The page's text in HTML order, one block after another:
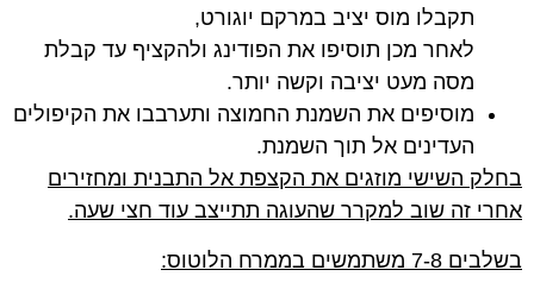
תקבלו מוס יציב במרקם יוגורט,
לאחר מכן תוסיפו את הפודינג ולהקציף עד קבלת
מסה מעט יציבה וקשה יותר.
מוסיפים את השמנת החמוצה ותערבבו את הקיפולים
העדינים אל תוך השמנת.
בחלק השישי מוזגים את הקצפת אל התבנית ומחזירים
אחרי זה שוב למקרר שהעוגה תתייצב עוד חצי שעה.
בשלבים 7-8 משתמשים בממרח הלוטוס: